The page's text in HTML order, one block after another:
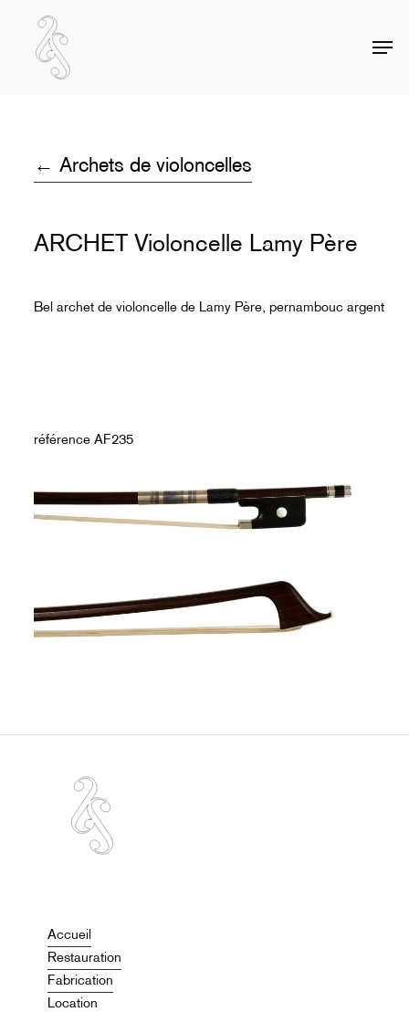
← Archets de violoncelles
ARCHET Violoncelle Lamy Père
Bel archet de violoncelle de Lamy Père, pernambouc argent
référence AF235
Accueil
Restauration
Fabrication
Location
Close